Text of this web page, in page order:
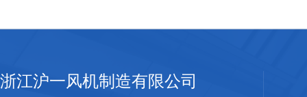
浙江沪一风机制造有限公司